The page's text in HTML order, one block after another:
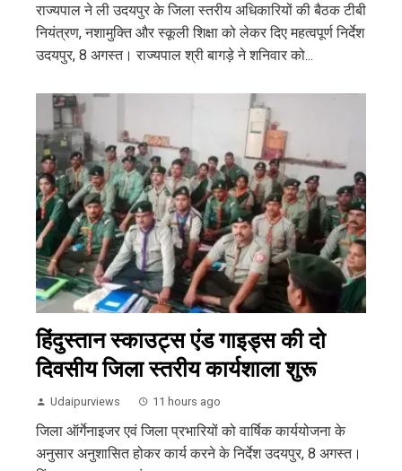
राज्यपाल ने ली उदयपुर के जिला स्तरीय अधिकारियों की बैठक टीबी
नियंत्रण, नशामुक्ति और स्कूली शिक्षा को लेकर दिए महत्वपूर्ण निर्देश
उदयपुर, 8 अगस्त। राज्यपाल श्री बागड़े ने शनिवार को...
हिंदुस्तान स्काउट्स एंड गाइड्स की दो
दिवसीय जिला स्तरीय कार्यशाला शुरू
Udaipurviews 11 hours ago
जिला ऑर्गेनाइजर एवं जिला प्रभारियों को वार्षिक कार्ययोजना के
अनुसार अनुशासित होकर कार्य करने के निर्देश उदयपुर, 8 अगस्त।